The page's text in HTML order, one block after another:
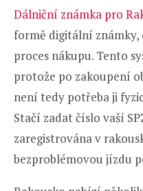
Dálniční známka pro
formě digitální známky,
proces nákupu. Tento
protože po zakoupení
není tedy potřeba ji
Stačí zadat číslo vaší
zaregistrována v
bezproblémovou jízdu